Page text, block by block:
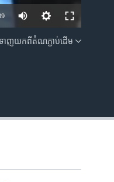
EMBED
ទាញ​យក​ពី​តំណភ្ជាប់​ដើម